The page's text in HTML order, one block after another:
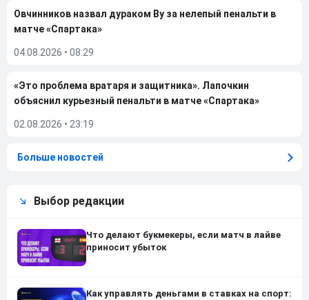
Овчинников назвал дураком Ву за нелепый пенальти в
матче «Спартака»
04.08.2026 • 08:29
«Это проблема вратаря и защитника». Лапочкин
объяснил курьезный пенальти в матче «Спартака»
02.08.2026 • 23:19
Больше новостей
Выбор редакции
Что делают букмекеры, если матч в лайве
приносит убыток
Как управлять деньгами в ставках на спорт: